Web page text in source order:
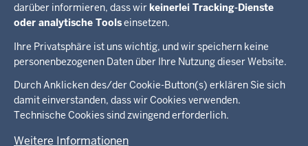
darüber informieren, dass wirkeinerlei Tracking-Dienste
oder analytische Toolseinsetzen.
Ihre Privatsphäre ist uns wichtig, und wir speichern keine
personenbezogenen Daten über Ihre Nutzung dieser Website.
Durch Anklicken des/der Cookie-Button(s) erklären Sie sich
damit einverstanden, dass wir Cookies verwenden.
Technische Cookies sind zwingend erforderlich.
Weitere Informationen
Richtlinien für die Förderung nach dem Kinder- und
Jugendförderplan (KJFP NRW)
Inhalte
Im Überblick
Inhalt
Menü